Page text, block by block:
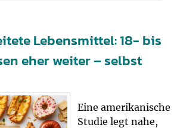
Lebensmittel: 18- bis
eher weiter – selbst
Eine amerikanische
Studie legt nahe,